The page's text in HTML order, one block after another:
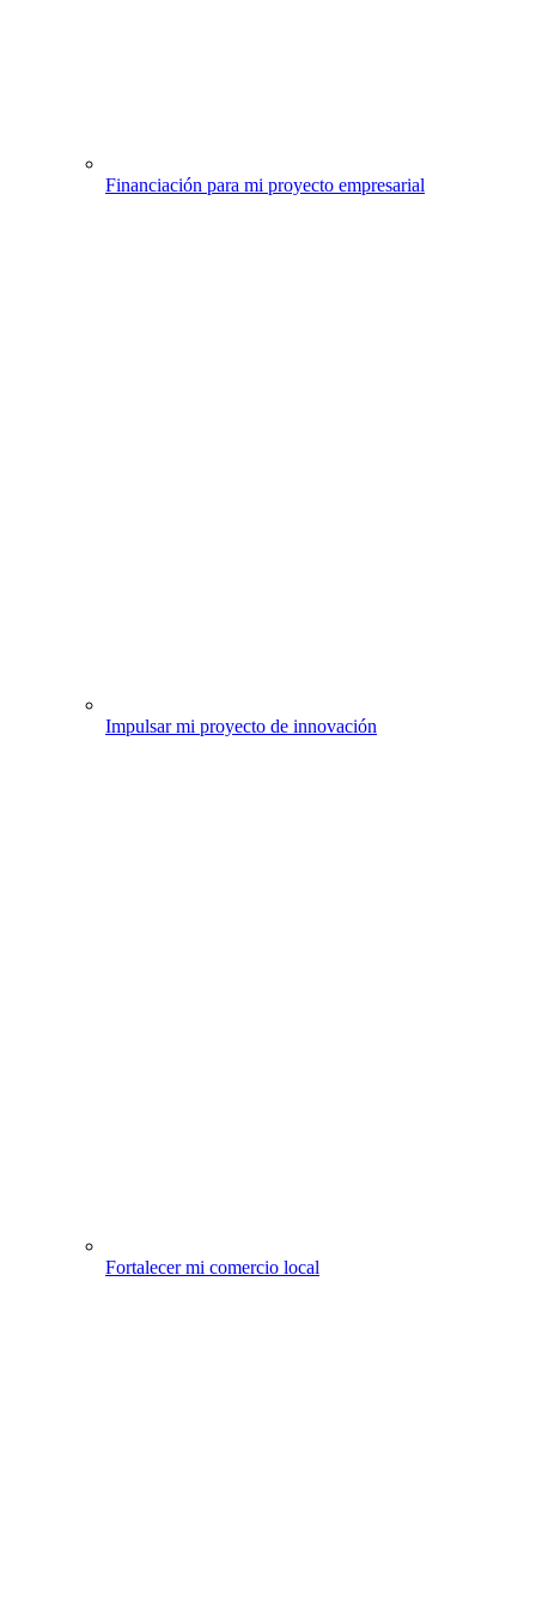
Financiación para mi proyecto empresarial
Impulsar mi proyecto de innovación
Fortalecer mi comercio local